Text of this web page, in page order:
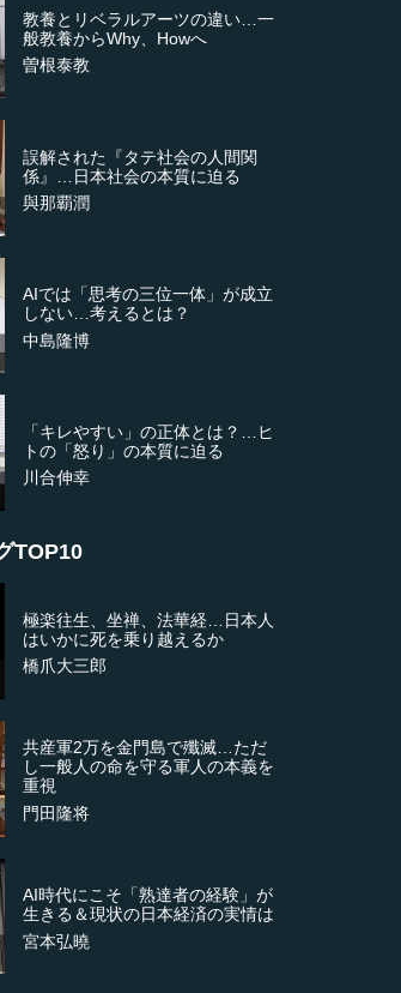
教養とリベラルアーツの違い…一
般教養からWhy、Howへ
曽根泰教
誤解された『タテ社会の人間関
係』…日本社会の本質に迫る
與那覇潤
AIでは「思考の三位一体」が成立
しない…考えるとは？
中島隆博
「キレやすい」の正体とは？…ヒ
トの「怒り」の本質に迫る
川合伸幸
TOP10
極楽往生、坐禅、法華経…日本人
はいかに死を乗り越えるか
橋爪大三郎
共産軍2万を金門島で殲滅…ただ
し一般人の命を守る軍人の本義を
重視
門田隆将
AI時代にこそ「熟達者の経験」が
生きる＆現状の日本経済の実情は
宮本弘曉